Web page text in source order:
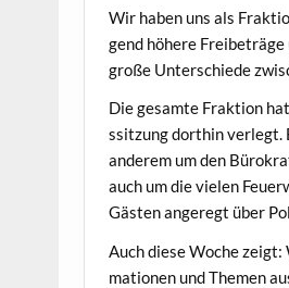
Wir haben uns als
gend höhere
große Unter­schiede
Die gesamte Frak­tion
ssitzung dor­thin ver­legt.
anderem um den
auch um die vie­len
Gästen angeregt über
Auch diese Woche
ma­tio­nen und The­men